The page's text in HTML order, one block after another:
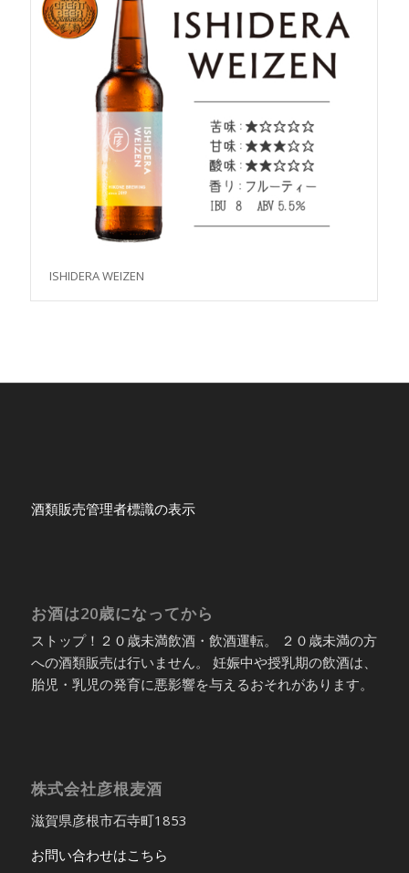
ISHIDERA WEIZEN
酒類販売管理者標識の表示
お酒は20歳になってから
ストップ！２０歳未満飲酒・飲酒運転。 ２０歳未満の方
への酒類販売は行いません。 妊娠中や授乳期の飲酒は、
胎児・乳児の発育に悪影響を与えるおそれがあります。
株式会社彦根麦酒
滋賀県彦根市石寺町1853
お問い合わせはこちら